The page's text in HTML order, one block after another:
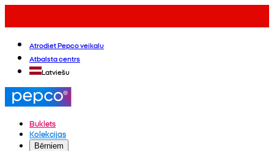
Atrodiet Pepco veikalu
Atbalsta centrs
Latviešu
Buklets
Kolekcijas
Bērniem